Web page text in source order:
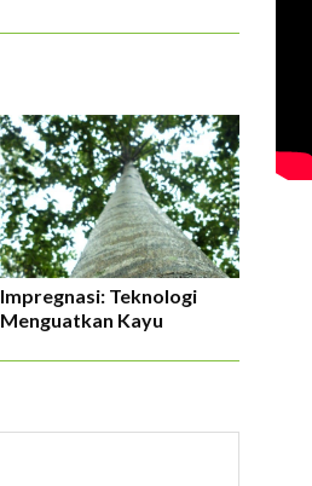
Impregnasi: Teknologi
Menguatkan Kayu